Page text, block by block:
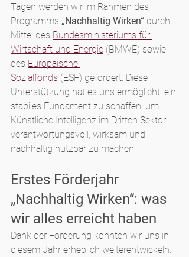
Tagen werden wir im Rahmen des
Programms „Nachhaltig Wirken“ durch
Mittel des Bundesministeriums für
Wirtschaft und Energie (BMWE) sowie
des Europäische
Sozialfonds (ESF) gefördert. Diese
Unterstützung hat es uns ermöglicht, ein
stabiles Fundament zu schaffen, um
Künstliche Intelligenz im Dritten Sektor
verantwortungsvoll, wirksam und
nachhaltig nutzbar zu machen.
Erstes Förderjahr
„Nachhaltig Wirken“: was
wir alles erreicht haben
Dank der Förderung konnten wir uns in
diesem Jahr erheblich weiterentwickeln: